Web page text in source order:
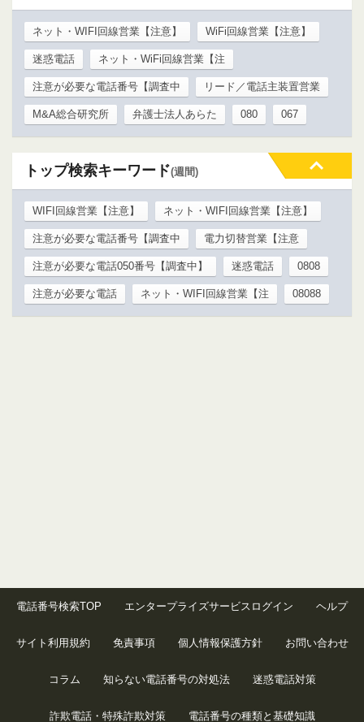
ネット・WIFI回線営業【注意】 WiFi回線営業【注意】
迷惑電話 ネット・WiFi回線営業【注
注意が必要な電話番号【調査中 リード／電話主装置営業
M&A総合研究所 弁護士法人あらた 080 067
トップ検索キーワード(週間)
WIFI回線営業【注意】 ネット・WIFI回線営業【注意】
注意が必要な電話番号【調査中 電力切替営業【注意
注意が必要な電話050番号【調査中】 迷惑電話 0808
注意が必要な電話 ネット・WIFI回線営業【注 08088
電話番号検索TOP エンタープライズサービスログイン ヘルプ
サイト利用規約 免責事項 個人情報保護方針 お問い合わせ
コラム 知らない電話番号の対処法 迷惑電話対策
詐欺電話・特殊詐欺対策 電話番号の種類と基礎知識